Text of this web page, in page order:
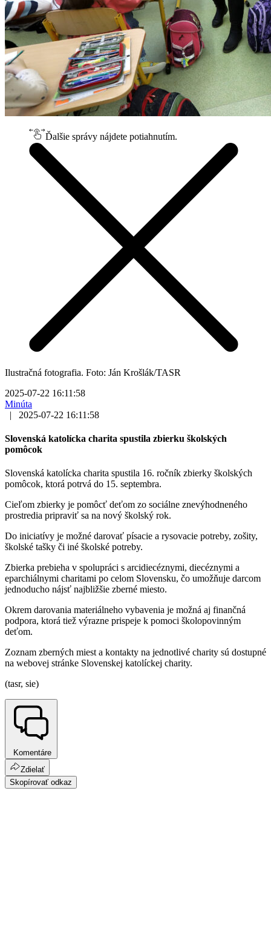
Ďalšie správy nájdete potiahnutím.
Ilustračná fotografia. Foto: Ján Krošlák/TASR
2025-07-22 16:11:58
Minúta
|
2025-07-22 16:11:58
Slovenská katolícka charita spustila zbierku školských
pomôcok
Slovenská katolícka charita spustila 16. ročník zbierky školských
pomôcok, ktorá potrvá do 15. septembra.
Cieľom zbierky je pomôcť deťom zo sociálne znevýhodneného
prostredia pripraviť sa na nový školský rok.
Do iniciatívy je možné darovať písacie a rysovacie potreby, zošity,
školské tašky či iné školské potreby.
Zbierka prebieha v spolupráci s arcidiecéznymi, diecéznymi a
eparchiálnymi charitami po celom Slovensku, čo umožňuje darcom
jednoducho nájsť najbližšie zberné miesto.
Okrem darovania materiálneho vybavenia je možná aj finančná
podpora, ktorá tiež výrazne prispeje k pomoci školopovinným
deťom.
Zoznam zberných miest a kontakty na jednotlivé charity sú dostupné
na webovej stránke Slovenskej katolíckej charity.
(tasr, sie)
Komentáre
Zdielať
Skopírovať odkaz